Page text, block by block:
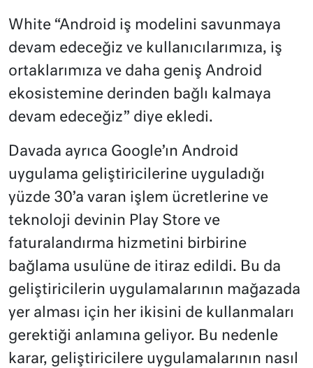
White “Android iş modelini savunmaya
devam edeceğiz ve kullanıcılarımıza, iş
ortaklarımıza ve daha geniş Android
ekosistemine derinden bağlı kalmaya
devam edeceğiz” diye ekledi.
Davada ayrıca Google’ın Android
uygulama geliştiricilerine uyguladığı
yüzde 30’a varan işlem ücretlerine ve
teknoloji devinin Play Store ve
faturalandırma hizmetini birbirine
bağlama usulüne de itiraz edildi. Bu da
geliştiricilerin uygulamalarının mağazada
yer alması için her ikisini de kullanmaları
gerektiği anlamına geliyor. Bu nedenle
karar, geliştiricilere uygulamalarının nasıl